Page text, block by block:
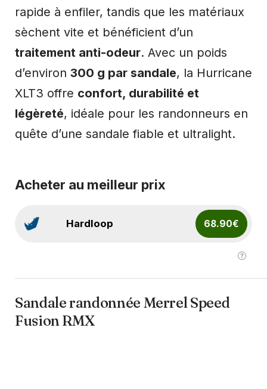
rapide à enfiler, tandis que les matériaux
sèchent vite et bénéficient d’un
traitement anti-odeur. Avec un poids
d’environ 300 g par sandale, la Hurricane
XLT3 offre confort, durabilité et
légèreté, idéale pour les randonneurs en
quête d’une sandale fiable et ultralight.
Acheter au meilleur prix
Hardloop 68.90€
Sandale randonnée Merrel Speed
Fusion RMX